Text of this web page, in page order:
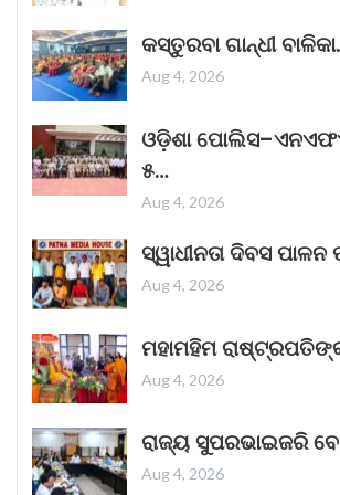
ଦର୍ଶକଙ୍କୁ ପ୍ରଭାବିତ କରିବାରେ ସଫଳ
ଦୀପାବଳିର ପରଦିନ ଜୋରଦାର ଆରମ୍ଭ
ଫିଲ୍ମଟି ସପ୍ତାହର କାର୍ଯ୍ୟ
October 25, 2025
କୁର୍ଣ୍ଣୁଲ୍ ବସ୍ ଅଗ୍ନିକାଣ୍ଡ ଘଟଣାରେ
ଗୁରୁତ୍ୱପୂର୍ଣ୍ଣ ଖୁଲାସା।
ଶୁକ୍ରବାର ସକାଳେ ଆନ୍ଧ୍ରପ୍ରଦେଶର
ଏକ ବସ୍‌ରେ ନିଆଁ ଲାଗିଯିବାରୁ ୨୦ ଜଣ
ମୃତ୍ୟୁବରଣ କରିଛନ୍ତି। ଏହି ଦୁଃଖଦ
ଦେଶକୁ ମର୍ମାହତ କରିଛି।
October 25, 2025
କସ୍ତୁରବା ଗାନ୍ଧୀ
Aug 4, 2026
ଓଡ଼ିଶା
୫…
Aug 4, 2026
ସ୍ୱାଧୀନତା ଦିବସ ପାଳନ
Aug 4, 2026
ମହାମହିମ
Aug 4, 2026
ରାଜ୍ୟ ସୁପରଭାଇଜରି
Aug 4, 2026